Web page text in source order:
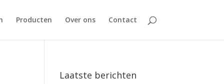
Producten Over ons Contact
Laatste berichten